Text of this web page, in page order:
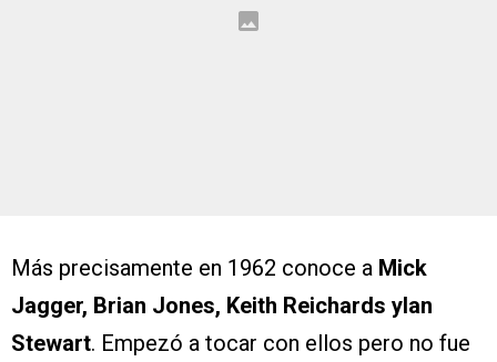
Más precisamente en 1962 conoce a Mick
Jagger, Brian Jones, Keith Reichards yIan
Stewart. Empezó a tocar con ellos pero no fue